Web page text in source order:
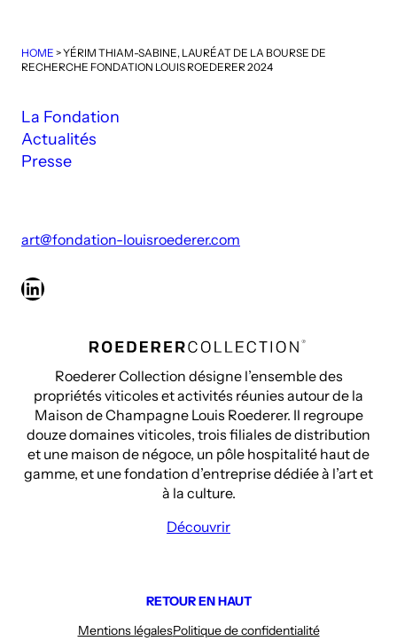
HOME >YÉRIM THIAM-SABINE, LAURÉAT DE LA BOURSE DE
RECHERCHE FONDATION LOUIS ROEDERER 2024
La Fondation
Actualités
Presse
art@fondation-louisroederer.com
LinkedIn
Roederer Collection désigne l’ensemble des
propriétés viticoles et activités réunies autour de la
Maison de Champagne Louis Roederer. Il regroupe
douze domaines viticoles, trois filiales de distribution
et une maison de négoce, un pôle hospitalité haut de
gamme, et une fondation d’entreprise dédiée à l’art et
à la culture.
Découvrir
RETOUR EN HAUT
Mentions légalesPolitique de confidentialité